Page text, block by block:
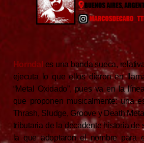
Horndal es una banda sueca,
ejecuta lo que ellos dieron en
“Metal Oxidado”, pues va en la
que proponen musicalmente: una
Thrash, Sludge, Groove y Death
tributaria de la decadente historia de
la que adoptaron el nombre para